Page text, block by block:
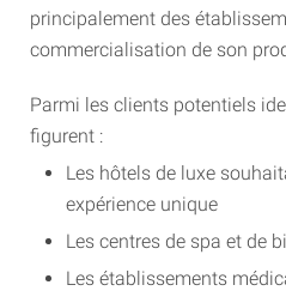
principalement des
commercialisation de son
Parmi les clients potentiels
figurent :
Les hôtels de luxe
expérience unique
Les centres de spa et de
Les établissements